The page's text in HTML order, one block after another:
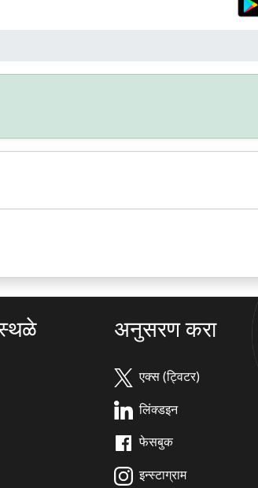
अनुसरण करा
एक्स (ट्विटर)
लिंक्डइन
फेसबुक
इन्स्टाग्राम